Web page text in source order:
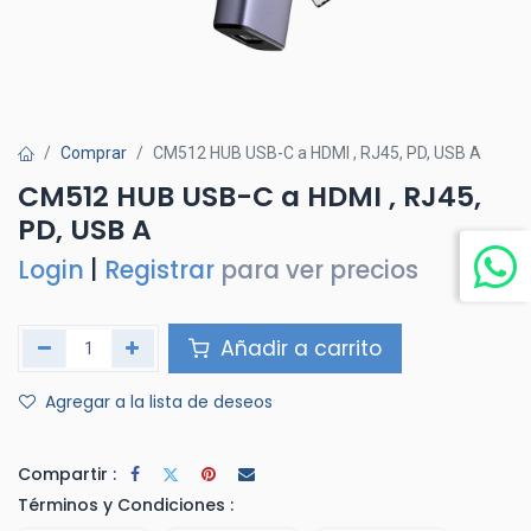
Comprar CM512 HUB USB-C a HDMI , RJ45, PD, USB A
CM512 HUB USB-C a HDMI , RJ45,
PD, USB A
Login Registrar para ver precios
Añadir a carrito
Agregar a la lista de deseos
Compartir :
Términos y Condiciones :